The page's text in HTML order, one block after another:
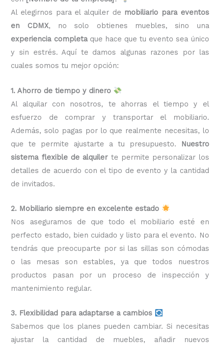
Al elegirnos para el alquiler de mobiliario para eventos
en CDMX, no solo obtienes muebles, sino una
experiencia completaque hace que tu evento sea único
y sin estrés. Aquí te damos algunas razones por las
cuales somos tu mejor opción:
1. Ahorro de tiempo y dinero
Al alquilar con nosotros, te ahorras el tiempo y el
esfuerzo de comprar y transportar el mobiliario.
Además, solo pagas por lo que realmente necesitas, lo
que te permite ajustarte a tu presupuesto.
Nuestro
sistema flexible de alquilerte permite personalizar los
detalles de acuerdo con el tipo de evento y la cantidad
de invitados.
2. Mobiliario siempre en excelente estado
Nos aseguramos de que todo el mobiliario esté en
perfecto estado, bien cuidado y listo para el evento. No
tendrás que preocuparte por si las sillas son cómodas
o las mesas son estables, ya que todos nuestros
productos pasan por un proceso de inspección y
mantenimiento regular.
3. Flexibilidad para adaptarse a cambios
Sabemos que los planes pueden cambiar. Si necesitas
ajustar la cantidad de muebles, añadir nuevos